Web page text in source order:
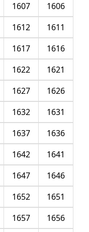
1606
1607
1611
1612
1616
1617
1621
1622
1626
1627
1631
1632
1636
1637
1641
1642
1646
1647
1651
1652
1656
1657